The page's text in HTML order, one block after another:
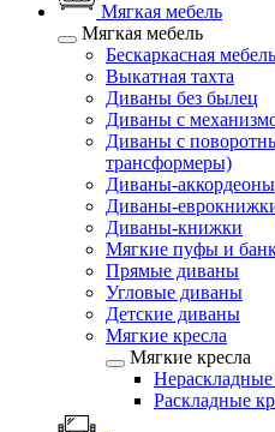
Мягкая мебель
Мягкая мебель
Бескаркасная мебель
Выкатная тахта
Диваны без былец
Диваны с
Диваны с
трансформеры)
Диваны-аккордеоны
Диваны-
Диваны-книжки
Мягкие пуфы и
Прямые диваны
Угловые диваны
Детские диваны
Мягкие кресла
Мягкие кресла
Нераскладные
Раскладные